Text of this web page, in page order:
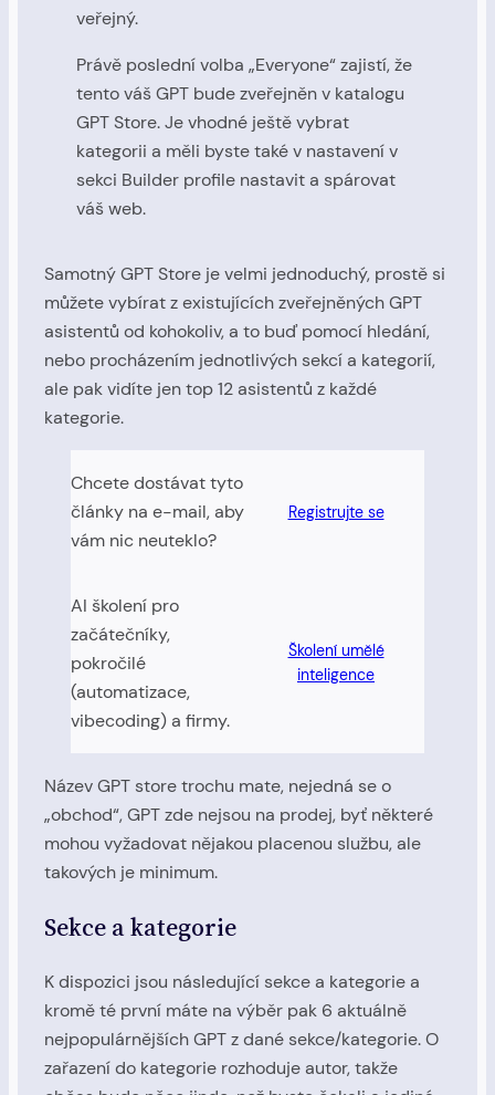
veřejný.
Právě poslední volba „Everyone“ zajistí, že
tento váš GPT bude zveřejněn v katalogu
GPT Store. Je vhodné ještě vybrat
kategorii a měli byste také v nastavení v
sekci Builder profile nastavit a spárovat
váš web.
Samotný GPT Store je velmi jednoduchý, prostě si
můžete vybírat z existujících zveřejněných GPT
asistentů od kohokoliv, a to buď pomocí hledání,
nebo procházením jednotlivých sekcí a kategorií,
ale pak vidíte jen top 12 asistentů z každé
kategorie.
Chcete dostávat tyto
články na e-mail, aby
vám nic neuteklo?
Registrujte se
AI školení pro
začátečníky,
pokročilé
(automatizace,
vibecoding) a firmy.
Školení umělé
inteligence
Název GPT store trochu mate, nejedná se o
„obchod“, GPT zde nejsou na prodej, byť některé
mohou vyžadovat nějakou placenou službu, ale
takových je minimum.
Sekce a kategorie
K dispozici jsou následující sekce a kategorie a
kromě té první máte na výběr pak 6 aktuálně
nejpopulárnějších GPT z dané sekce/kategorie. O
zařazení do kategorie rozhoduje autor, takže